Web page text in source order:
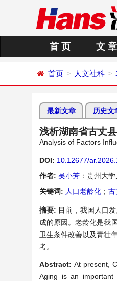
首 页 文 章
首页 人文社科
最新文章 历史文
浅析湖南省古丈
Analysis of Factors
DOI: 10.12677/
作者: 吴小芳 ：贵州大
关键词: 人口老龄化 ； 古
摘要: 目前，我国人口
成的原因。老龄化是我
卫生条件改善以及青壮
考。
Abstract: At present,
Aging is an important